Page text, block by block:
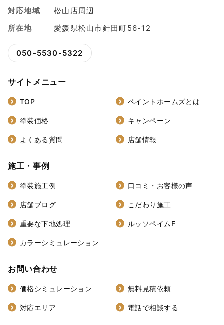
対応地域
松山店周辺
所在地
愛媛県松山市針田町56-12
050-5530-5322
サイトメニュー
TOP ペイントホームズとは
塗装価格 キャンペーン
よくある質問 店舗情報
施工・事例
塗装施工例 口コミ・お客様の声
店舗ブログ こだわり施工
重要な下地処理 ルッソペイムF
カラーシミュレーション
お問い合わせ
価格シミュレーション 無料見積依頼
対応エリア 電話で相談する